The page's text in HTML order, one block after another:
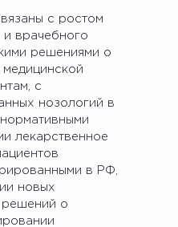
с ростом
и врачебного
решениями о
с
нозологий в
лекарственное
в РФ,
новых
решений о